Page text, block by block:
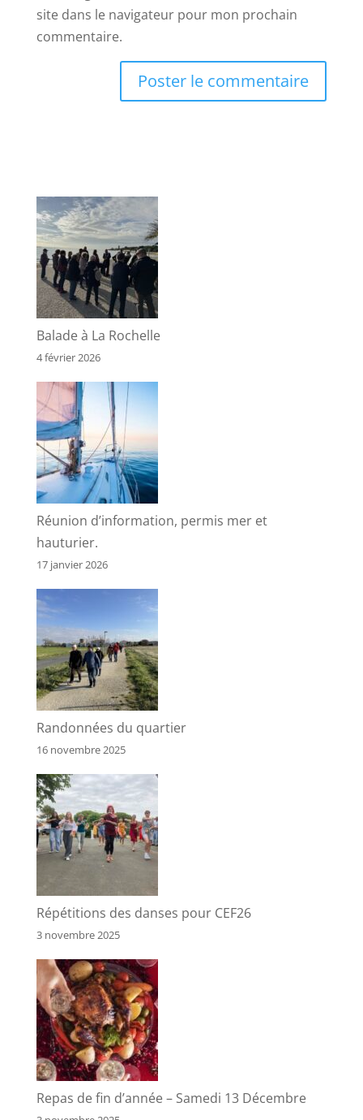
site dans le navigateur pour mon prochain
commentaire.
Balade à La Rochelle
4 février 2026
Réunion d’information, permis mer et
hauturier.
17 janvier 2026
Randonnées du quartier
16 novembre 2025
Répétitions des danses pour CEF26
3 novembre 2025
Repas de fin d’année – Samedi 13 Décembre